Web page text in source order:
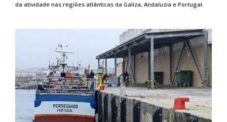
da atividade nas regiões atlânticas da Galiza, Andaluzia e Portugal.